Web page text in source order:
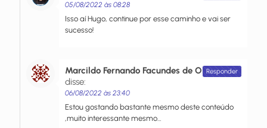
05/08/2022 às 08:28
Isso aí Hugo, continue por esse caminho e vai ser
sucesso!
Marcildo Fernando Facundes de Oliveira.
disse:
06/08/2022 às 23:40
Estou gostando bastante mesmo deste conteúdo
,muito interessante mesmo…
Responder